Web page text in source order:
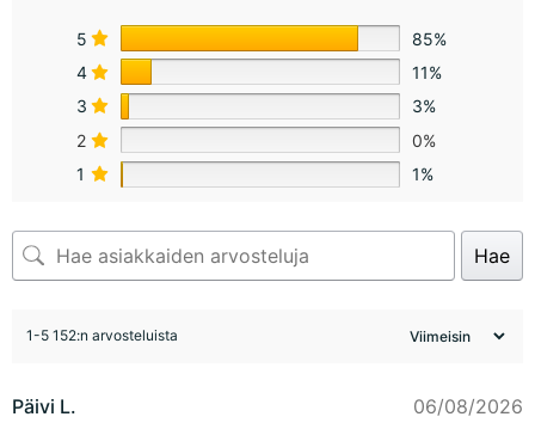
5
85%
4
11%
3
3%
2
0%
1
1%
Hae
1-5 152:n arvosteluista
Päivi L. 06/08/2026